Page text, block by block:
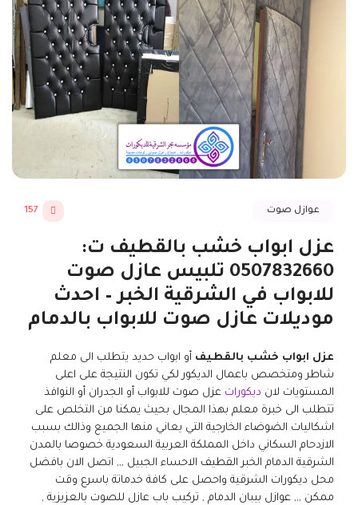
عوازل صوت 157
عزل ابواب خشب بالقطيف ت:
0507832660 تلبيس عازل صوت
للابواب في الشرقية الخبر – احدث
موديلات عازل صوت للابواب بالدمام
عزل ابواب خشب بالقطيف أو ابواب حديد يتطلب الى معلم
شاطر ومتخصص باعمال الديكور لكي تكون النتيجة على اعلى
المستويات لان ديكورات عزل صوت للابواب أو الجدران أو النوافذ
تتطلب الى خبرة معلم بهذا المجال بحيث يمكنا من التخلص على
اشكاليات الضوضاء الخارجية التي يعاني منها الجميع وذالك بسبب
الازدحام السكاني داخل المملكة العربية السعودية خصوصا بالمدن
الشرقية الدمام الخبر القطيف الاحساء الجبيل ,,, اتصل الان بافضل
محل ديكورات الشرقية واحصل على كافة خدماتة باسرع وقت
ممكن ,,, عوازل بيبان الدمام , تركيب باب عازل للصوت بالعزيزية ,